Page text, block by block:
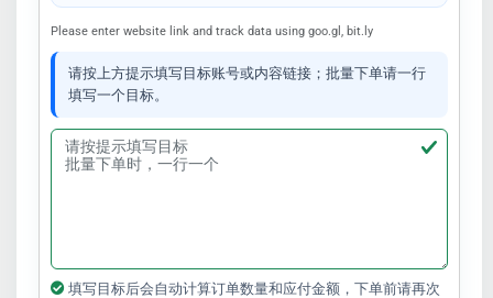
Please enter website link and track data using goo.gl, bit.ly
请按上方提示填写目标账号或内容链接；批量下单请一行
填写一个目标。
填写目标后会自动计算订单数量和应付金额，下单前请再次